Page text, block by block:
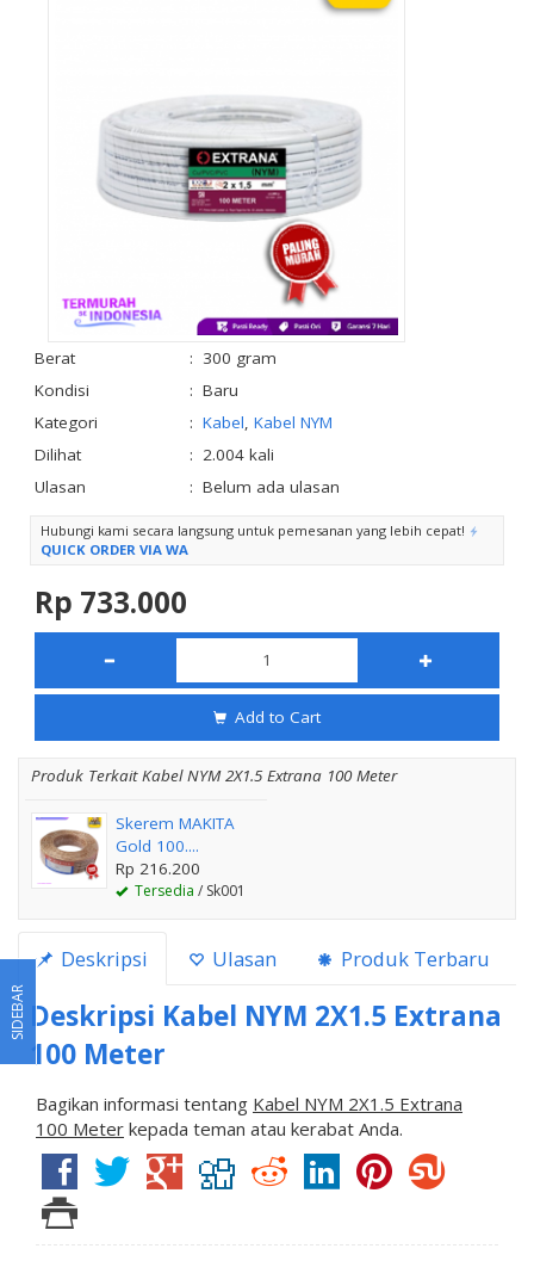
Berat : 300 gram
Kondisi
: Baru
Kategori
: Kabel Kabel NYM
Dilihat
: 2.004 kali
Ulasan
: Belum ada ulasan
Hubungi kami secara langsung untuk pemesanan yang lebih cepat!
QUICK ORDER VIA WA
Rp 733.000
Add to Cart
Produk Terkait Kabel NYM 2X1.5 Extrana 100 Meter
Skerem MAKITA
Gold 100....
Rp 216.200
Tersedia / Sk001
Deskripsi Ulasan Produk Terbaru
Deskripsi Kabel NYM 2X1.5 Extrana
100 Meter
Bagikan informasi tentang Kabel NYM 2X1.5 Extrana
100 Meter kepada teman atau kerabat Anda.
SIDEBAR